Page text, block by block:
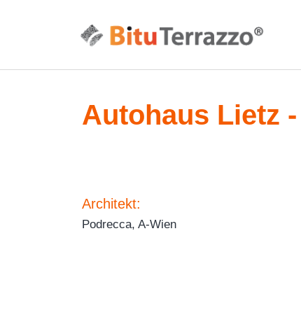
Autohaus Lietz
Architekt:
Podrecca, A-Wien